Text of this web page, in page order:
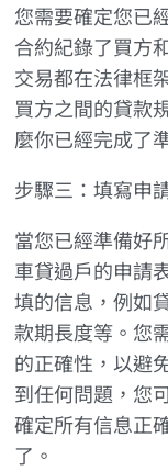
您需要確定您已
合約紀錄了買方
交易都在法律框
買方之間的貸款
麼你已經完成了
步驟三：填寫申
當您已經準備好
車貸過戶的申請
填的信息，例如
款期長度等。您
的正確性，以避
到任何問題，您
確定所有信息正
了。